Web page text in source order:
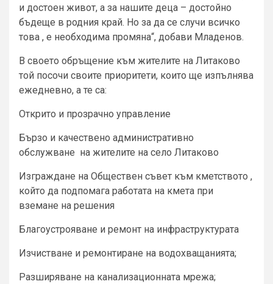
и достоен живот, а за нашите деца – достойно
бъдеще в родния край. Но за да се случи всичко
това , е необходима промяна“, добави Младенов.
В своето обръщение към жителите на Литаково
той посочи своите приоритети, които ще изпълнява
ежедневно, а те са:
Открито и прозрачно управление
Бързо и качествено административно
обслужване на жителите на село Литаково
Изграждане на Обществен съвет към кметството ,
който да подпомага работата на кмета при
вземане на решения
Благоустрояване и ремонт на инфраструктурата
Изчистване и ремонтиране на водохващанията;
Разширяване на канализационната мрежа;